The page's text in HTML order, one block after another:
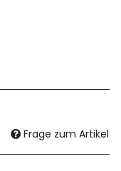
Frage zum Artikel